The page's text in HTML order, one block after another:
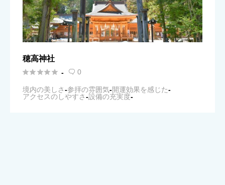
穂高神社
 -  0
境内の美しさ-参拝の雰囲気-開運効果を感じた-
アクセスのしやすさ-設備の充実度-